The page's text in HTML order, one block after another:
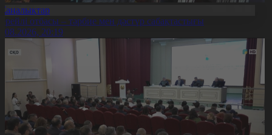
отбасы – тәрбие мен дәстүр сабақтастығы
20:19